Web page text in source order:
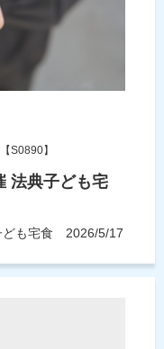
S0890】
法典子ども宅
ども宅食 2026/5/17